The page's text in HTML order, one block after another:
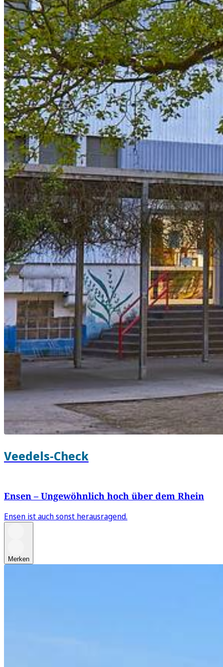
Veedels-Check
Ensen – Ungewöhnlich hoch über dem Rhein
Ensen ist auch sonst herausragend.
Merken